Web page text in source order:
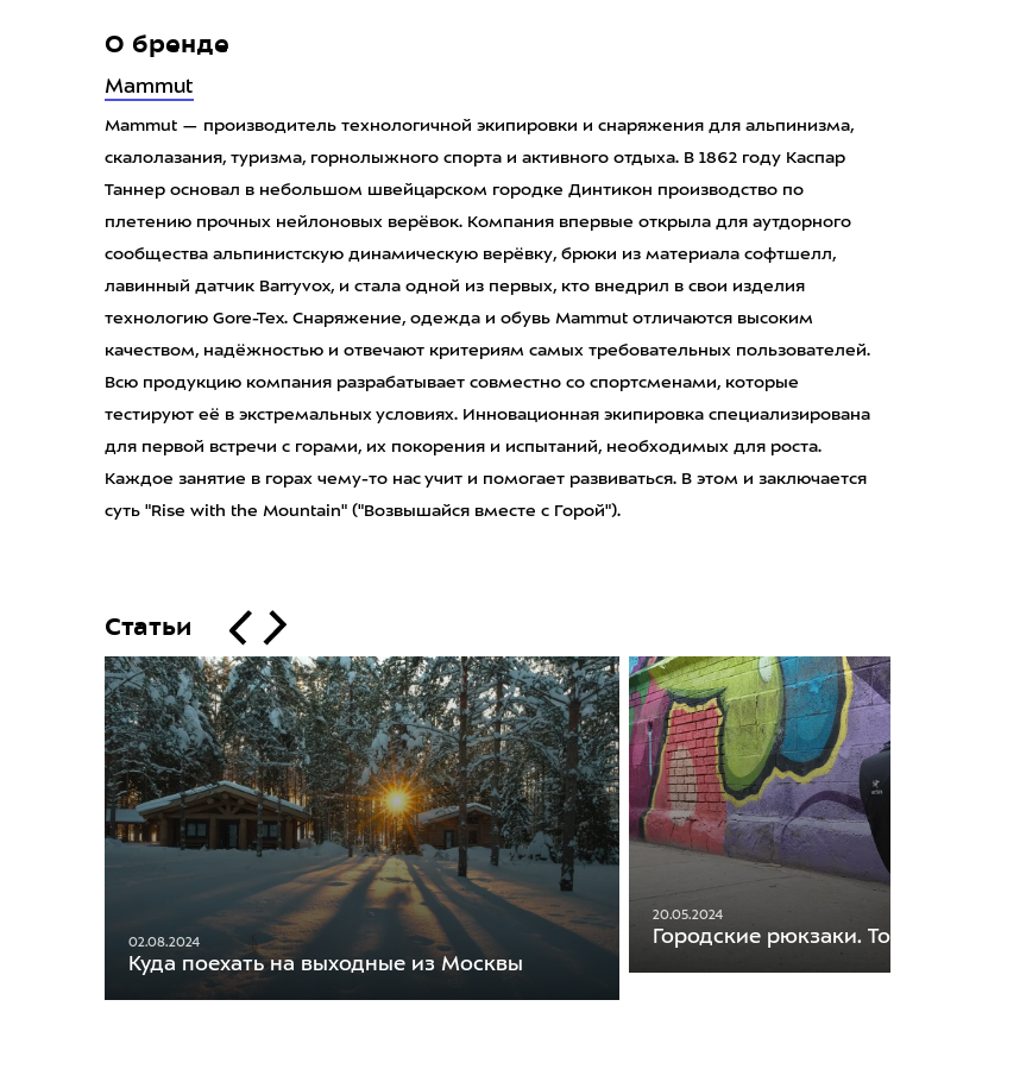
О бренде
Mammut
Mammut — производитель технологичной экипировки и снаряжения для альпинизма,
скалолазания, туризма, горнолыжного спорта и активного отдыха. В 1862 году Каспар
Таннер основал в небольшом швейцарском городке Динтикон производство по
плетению прочных нейлоновых верёвок. Компания впервые открыла для аутдорного
сообщества альпинистскую динамическую верёвку, брюки из материала софтшелл,
лавинный датчик Barryvox, и стала одной из первых, кто внедрил в свои изделия
технологию Gore-Tex. Снаряжение, одежда и обувь Mammut отличаются высоким
качеством, надёжностью и отвечают критериям самых требовательных пользователей.
Всю продукцию компания разрабатывает совместно со спортсменами, которые
тестируют её в экстремальных условиях. Инновационная экипировка специализирована
для первой встречи с горами, их покорения и испытаний, необходимых для роста.
Каждое занятие в горах чему-то нас учит и помогает развиваться. В этом и заключается
суть "Rise with the Mountain" ("Возвышайся вместе с Горой").
Статьи
02.08.2024
Куда поехать на выходные из Москвы
20.05.2024
Городские рюкзаки. Топ-10